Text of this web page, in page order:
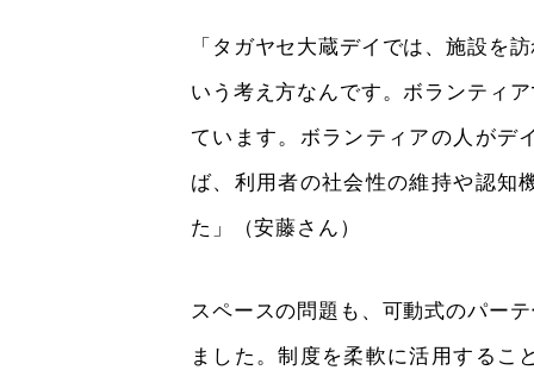
「タガヤセ大蔵デイでは、施設を
いう考え方なんです。ボランティ
ています。ボランティアの人がデ
ば、利用者の社会性の維持や認知
た」（安藤さん）
スペースの問題も、可動式のパー
ました。制度を柔軟に活用するこ